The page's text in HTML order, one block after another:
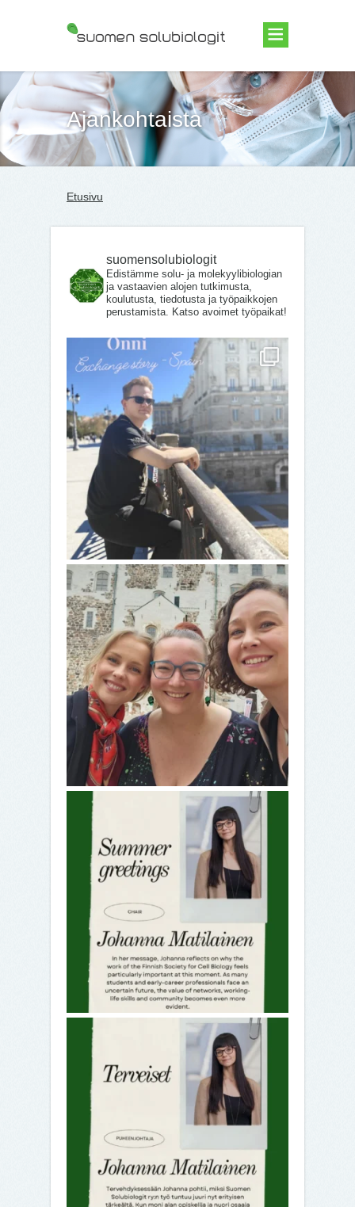
Suomen Solubiologit ry
Ajankohtaista
Etusivu
suomensolubiologit
Edistämme solu- ja molekyylibiologian
ja vastaavien alojen tutkimusta,
koulutusta, tiedotusta ja työpaikkojen
perustamista. Katso avoimet työpaikat!